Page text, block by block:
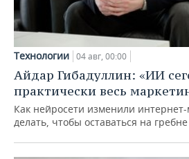
Технологии 04 авг, 00:00
Айдар Гибадуллин: «ИИ
практически весь
Как нейросети изменили
делать, чтобы оставаться на